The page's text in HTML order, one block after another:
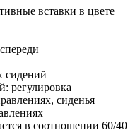
вставки в цвете
сидений
регулировка
сиденья
в соотношении 60/40